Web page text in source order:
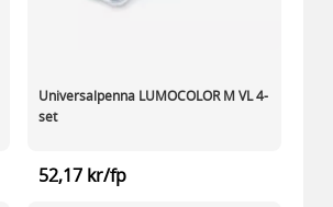
Universalpenna LUMOCOLOR M VL 4-
set
52,17 kr/fp